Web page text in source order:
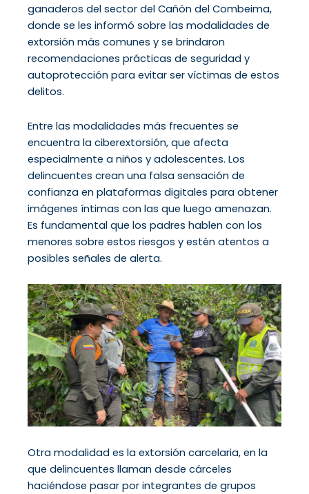
ganaderos del sector del Cañón del Combeima,
donde se les informó sobre las modalidades de
extorsión más comunes y se brindaron
recomendaciones prácticas de seguridad y
autoprotección para evitar ser víctimas de estos
delitos.
Entre las modalidades más frecuentes se
encuentra la ciberextorsión, que afecta
especialmente a niños y adolescentes. Los
delincuentes crean una falsa sensación de
confianza en plataformas digitales para obtener
imágenes íntimas con las que luego amenazan.
Es fundamental que los padres hablen con los
menores sobre estos riesgos y estén atentos a
posibles señales de alerta.
Otra modalidad es la extorsión carcelaria, en la
que delincuentes llaman desde cárceles
haciéndose pasar por integrantes de grupos